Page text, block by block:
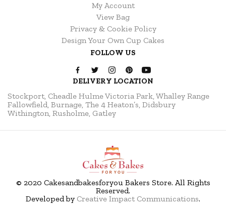
My Account
View Bag
Privacy & Cookie Policy
Design Your Own Cup Cakes
FOLLOW US
DELIVERY LOCATION
Stockport, Cheadle HulmeVictoria Park, Whalley Range
Fallowfield, Burnage, The 4 Heaton’s, Didsbury
Withington, Rusholme, Gatley
© 2020 Cakesandbakesforyou Bakers Store. All Rights
Reserved.
Developed by Creative Impact Communications.